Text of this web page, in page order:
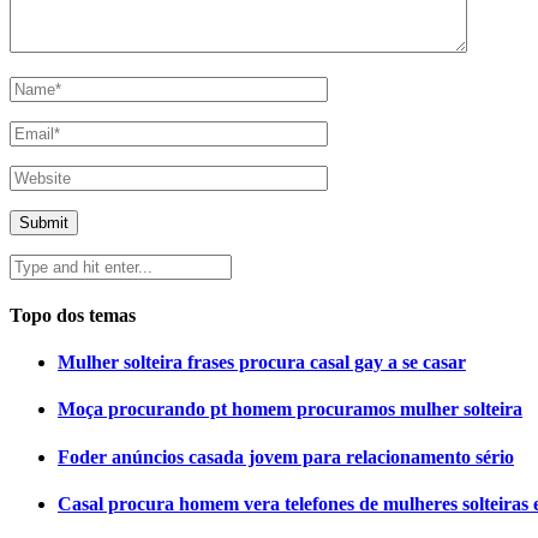
Topo dos temas
Mulher solteira frases procura casal gay a se casar
Moça procurando pt homem procuramos mulher solteira
Foder anúncios casada jovem para relacionamento sério
Casal procura homem vera telefones de mulheres solteiras